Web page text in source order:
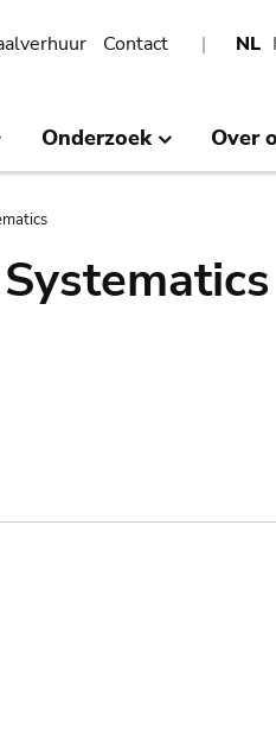
NL
Contact
Onderzoek Over